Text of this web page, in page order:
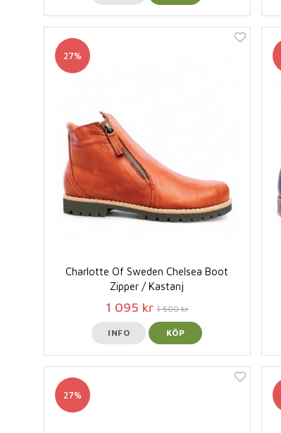
27%
Charlotte Of Sweden Chelsea Boot
Zipper / Kastanj
1 095 kr 1 500 kr
INFO KÖP
27%